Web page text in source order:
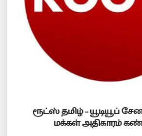
ரூட்ஸ் தமிழ் – யூடியூப்
மக்கள் அதிகாரம்